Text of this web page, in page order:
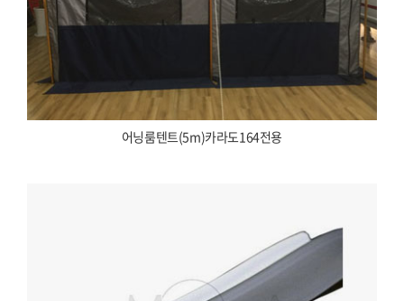
어닝룸텐트(5m)카라도164전용